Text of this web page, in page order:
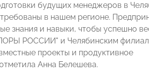
будущих менеджеров в
в нашем регионе.
знания и навыки, чтобы успешно
РОССИИ" и Челябинским
проекты и продуктивное
Анна Белешева.